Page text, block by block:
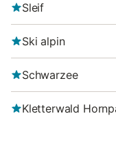
Sleif
Ski alpin
Schwarzee
Kletterwald